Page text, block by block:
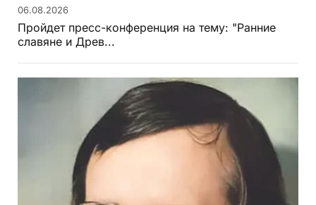
06.08.2026
Пройдет пресс-конференция на тему: "Ранние
славяне и Древ...